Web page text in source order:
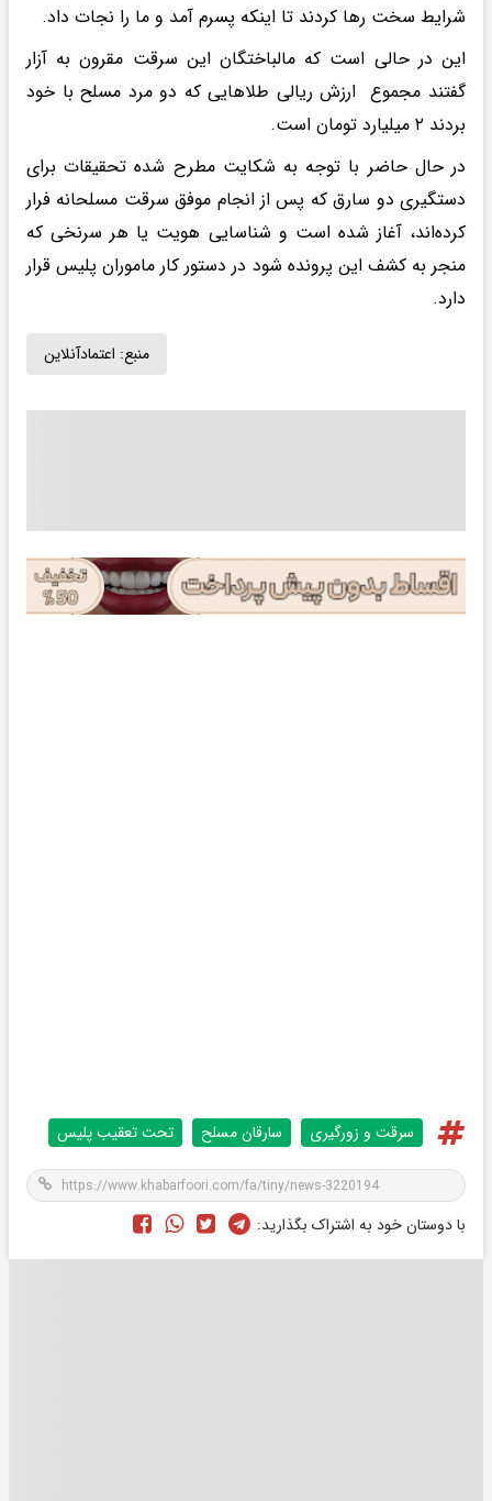
شرایط سخت رها کردند تا اینکه پسرم آمد و ما را نجات داد.
این در حالی است که مالباختگان این سرقت مقرون به آزار
گفتند مجموع ارزش ریالی طلاهایی که دو مرد مسلح با خود
بردند ۲ میلیارد تومان است.
در حال حاضر با توجه به شکایت مطرح شده تحقیقات برای
دستگیری دو سارق که پس از انجام موفق سرقت مسلحانه فرار
کرده‌اند، آغاز شده است و شناسایی هویت یا هر سرنخی که
منجر به کشف این پرونده شود در دستور کار ماموران پلیس قرار
دارد.
منبع: اعتمادآنلاین
سرقت و زورگیری سارقان مسلح تحت تعقیب پلیس
با دوستان خود به اشتراک بگذارید: